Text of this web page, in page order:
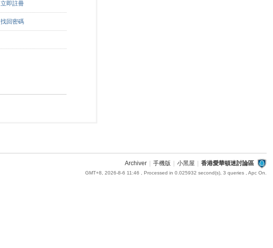
立即註冊
找回密碼
Archiver 手機版 小黑屋 香港愛華頓迷討論區
GMT+8, 2026-8-6 11:46 , Processed in 0.025932 second(s), 3 queries , Apc On.